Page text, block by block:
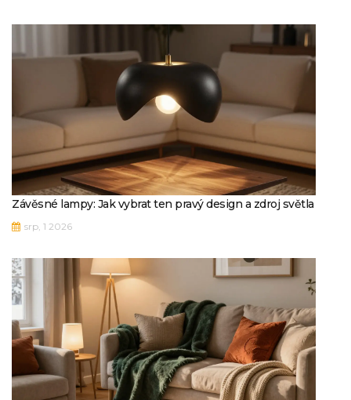
Závěsné lampy: Jak vybrat ten pravý design a zdroj světla
srp, 1 2026